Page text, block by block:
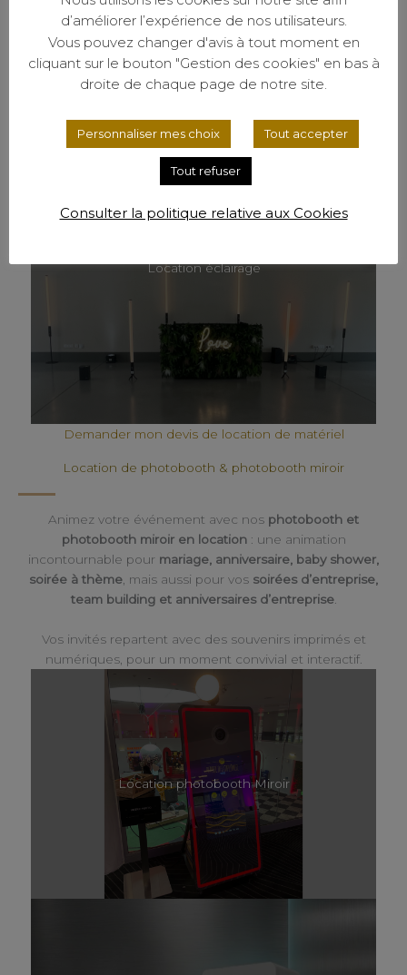
Location éclairage
Demander mon devis de location de matériel
Location de photobooth & photobooth miroir
Animez votre événement avec nos photobooth et
photobooth miroir en location: une animation
incontournable pour mariage, anniversaire, baby shower,
soirée à thème , mais aussi pour vos soirées d’entreprise,
team building et anniversaires d’entreprise.
Vos invités repartent avec des souvenirs imprimés et
numériques, pour un moment convivial et interactif.
Location photobooth Miroir
d’améliorer l’expérience de nos utilisateurs.
Vous pouvez changer d'avis à tout moment en
cliquant sur le bouton "Gestion des cookies" en bas à
droite de chaque page de notre site.
Personnaliser mes choix Tout accepter
Tout refuser
Consulter la politique relative aux Cookies